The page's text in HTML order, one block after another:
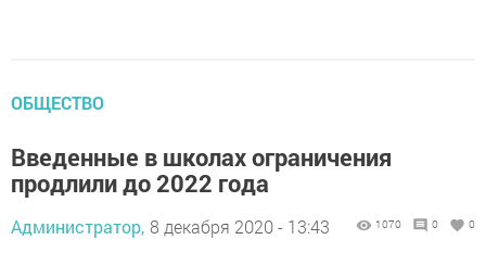
ОБЩЕСТВО
Введенные в школах ограничения
продлили до 2022 года
Администратор, 8 декабря 2020 - 13:43 1070 0 0